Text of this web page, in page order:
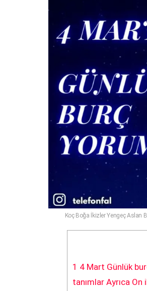
Koç Boğa İkizler Yengeç Aslan
1 4 Mart Günlük
tanımlar Ayrıca